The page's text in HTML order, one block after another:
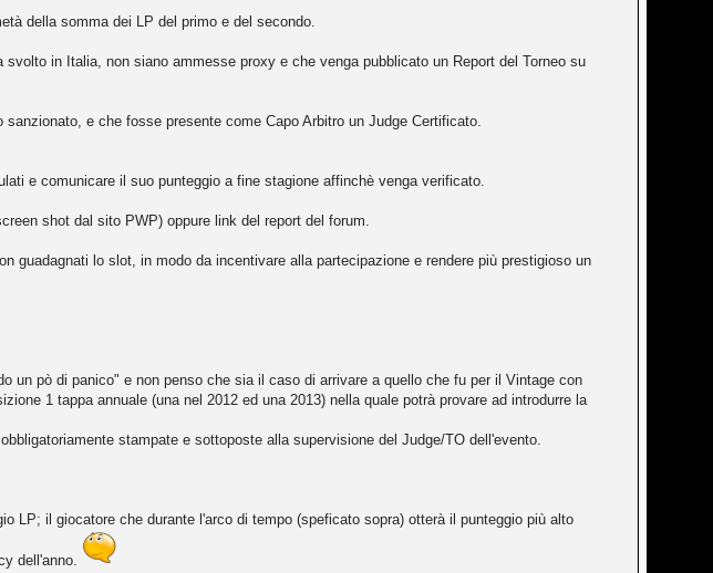
della somma dei LP del primo e del secondo.
in Italia, non siano ammesse proxy e che venga pubblicato un Report del Torneo su
e che fosse presente come Capo Arbitro un Judge Certificato.
e comunicare il suo punteggio a fine stagione affinchè venga verificato.
shot dal sito PWP) oppure link del report del forum.
guadagnati lo slot, in modo da incentivare alla partecipazione e rendere più prestigioso un
un pò di panico" e non penso che sia il caso di arrivare a quello che fu per il Vintage con
1 tappa annuale (una nel 2012 ed una 2013) nella quale potrà provare ad introdurre la
stampate e sottoposte alla supervisione del Judge/TO dell'evento.
LP; il giocatore che durante l'arco di tempo (speficato sopra) otterà il punteggio più alto
dell'anno.